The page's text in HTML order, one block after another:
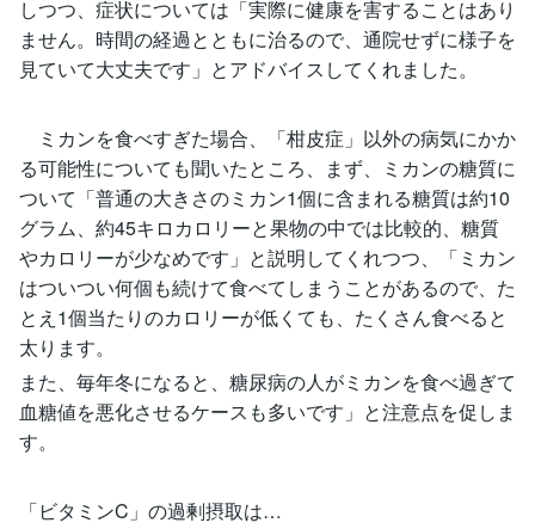
しつつ、症状については「実際に健康を害することはあり
ません。時間の経過とともに治るので、通院せずに様子を
見ていて大丈夫です」とアドバイスしてくれました。
ミカンを食べすぎた場合、「柑皮症」以外の病気にかか
る可能性についても聞いたところ、まず、ミカンの糖質に
ついて「普通の大きさのミカン1個に含まれる糖質は約10
グラム、約45キロカロリーと果物の中では比較的、糖質
やカロリーが少なめです」と説明してくれつつ、「ミカン
はついつい何個も続けて食べてしまうことがあるので、た
とえ1個当たりのカロリーが低くても、たくさん食べると
太ります。
また、毎年冬になると、糖尿病の人がミカンを食べ過ぎて
血糖値を悪化させるケースも多いです」と注意点を促しま
す。
「ビタミンC」の過剰摂取は…